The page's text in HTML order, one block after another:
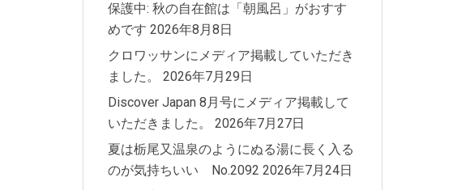
保護中: 秋の自在館は「朝風呂」がおすす
めです 2026年8月8日
クロワッサンにメディア掲載していただき
ました。
2026年7月29日
Discover Japan 8月号にメディア掲載して
いただきました。
2026年7月27日
夏は栃尾又温泉のようにぬる湯に長く入る
のが気持ちいい No.2092 2026年7月24日